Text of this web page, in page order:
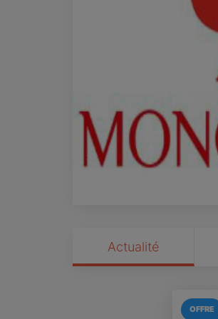
Actualité
OFFRE